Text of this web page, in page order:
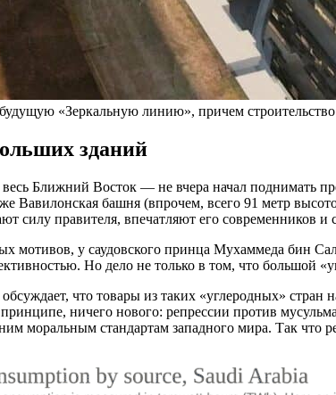
будущую «Зеркальную линию», причем
зданий
Ближний Восток — не вчера начал поднимать
Вавилонская башня (впрочем, всего 91 метр
силу правителя, впечатляют его современников
мотивов, у саудовского принца Мухаммеда бин
Но дело не только в том, что большой
что товары из таких «углеродных» стран
ничего нового: репрессии против
моральным стандартам западного мира. Так что